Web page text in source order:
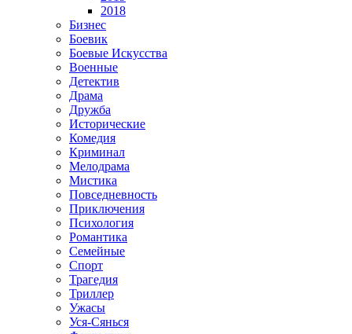
2018
Бизнес
Боевик
Боевые Искусства
Военные
Детектив
Драма
Дружба
Исторические
Комедия
Криминал
Мелодрама
Мистика
Повседневность
Приключения
Психология
Романтика
Семейные
Спорт
Трагедия
Триллер
Ужасы
Уся-Сянься